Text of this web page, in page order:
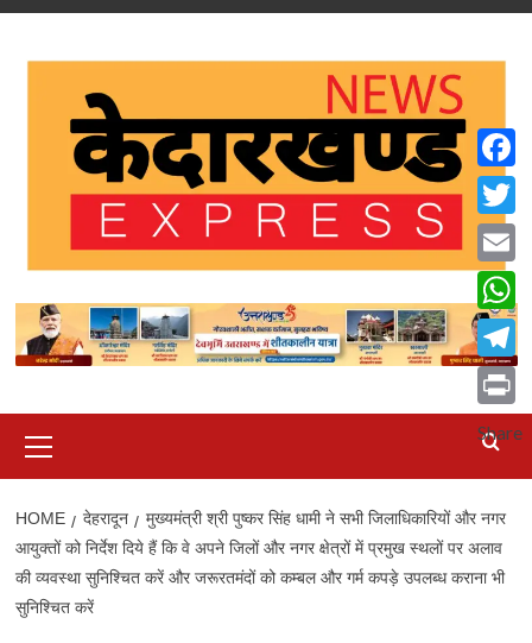
Skip
Menu
HOME देहरादून
मुख्यमंत्री श्री पुष्कर सिंह धामी ने सभी जिलाधिकारियों और नगर
आयुक्तों को निर्देश दिये हैं कि वे अपने जिलों और नगर क्षेत्रों में प्रमुख स्थलों पर अलाव
की व्यवस्था सुनिश्चित करें और जरूरतमंदों को कम्बल और गर्म कपड़े उपलब्ध कराना भी
सुनिश्चित करें
Email
Print
Share